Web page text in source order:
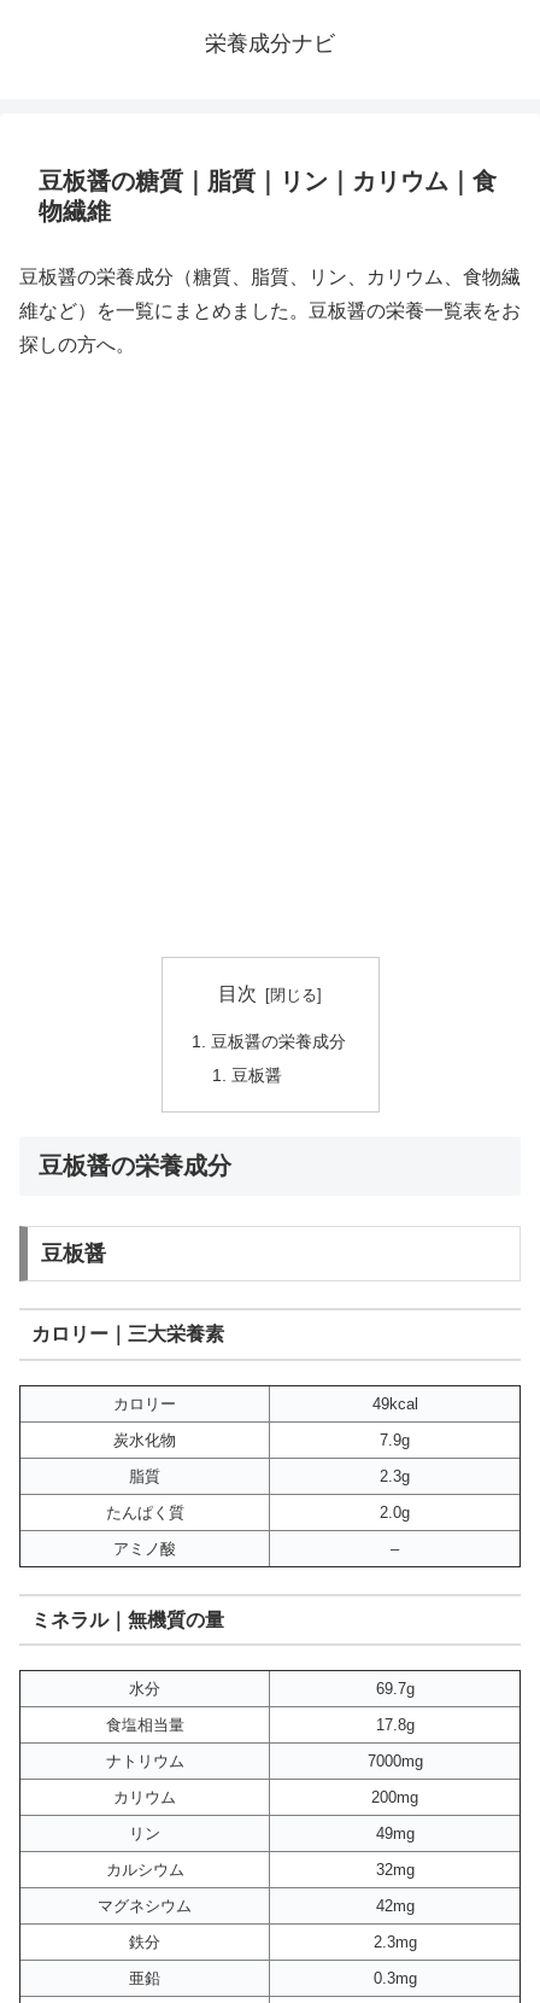
栄養成分ナビ
豆板醤の糖質｜脂質｜リン｜カリウム｜食
物繊維
豆板醤の栄養成分（糖質、脂質、リン、カリウム、食物繊
維など）を一覧にまとめました。豆板醤の栄養一覧表をお
探しの方へ。
目次
豆板醤の栄養成分
豆板醤
豆板醤の栄養成分
豆板醤
カロリー｜三大栄養素
カロリー
49kcal
炭水化物
7.9g
脂質
2.3g
たんぱく質
2.0g
アミノ酸
–
ミネラル｜無機質の量
水分
69.7g
食塩相当量
17.8g
ナトリウム
7000mg
カリウム
200mg
リン
49mg
カルシウム
32mg
マグネシウム
42mg
鉄分
2.3mg
亜鉛
0.3mg